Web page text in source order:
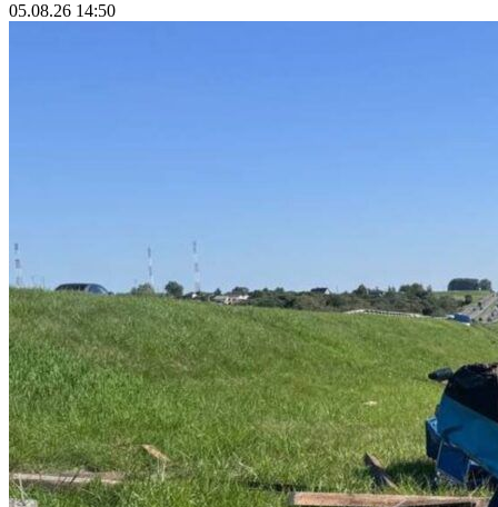
05.08.26 14:50